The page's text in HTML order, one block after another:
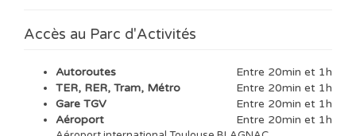
Accès au Parc d'Activités
Autoroutes
Entre 20min et 1h
TER, RER, Tram, Métro
Entre 20min et 1h
Gare TGV
Entre 20min et 1h
Aéroport
Entre 20min et 1h